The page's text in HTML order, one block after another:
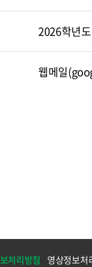
2026학년
웹메일
처리방침 영상정보처